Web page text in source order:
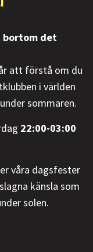
bortom det
att förstå om du
i världen
sommaren.
22:00-03:00
våra dagsfester
känsla som
solen.